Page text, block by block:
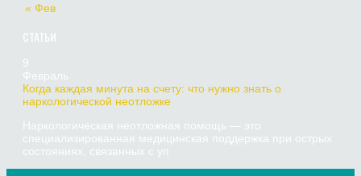
« Фев
СТАТЬИ
9
Февраль
Когда каждая минута на счету: что нужно знать о
наркологической неотложке
Наркологическая неотложная помощь — это
специализированная медицинская поддержка при острых
состояниях, связанных с уп